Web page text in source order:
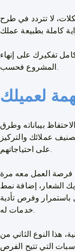
لا تتردد في طرح
تفكيرك على إنهاء
المشروع فحسب.
لعميلك
بيباناته وطرق
عملائك والتركيز
على احتياجاتهم.
فرصة العمل معه مرة
الشعار، إضافة نمط
باستمرار وفرص تأدية
خدمات له.
هذا النوع الثاني من
التي تتيح الفرص